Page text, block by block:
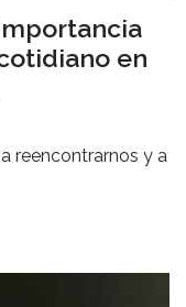
en
reencontrarnos y a